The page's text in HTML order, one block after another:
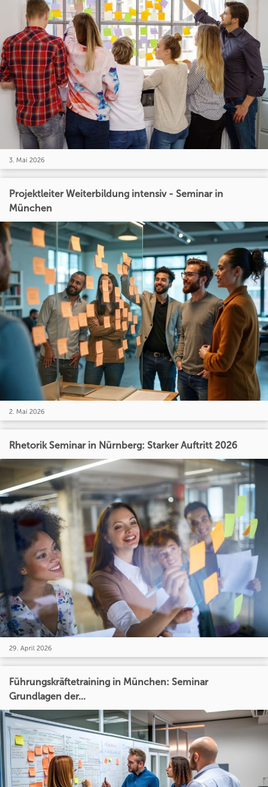
3. Mai 2026
Projektleiter Weiterbildung intensiv - Seminar in
München
2. Mai 2026
Rhetorik Seminar in Nürnberg: Starker Auftritt 2026
29. April 2026
Führungskräftetraining in München: Seminar
Grundlagen der...